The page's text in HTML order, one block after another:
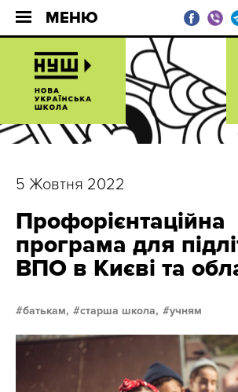
МЕНЮ
5 Жовтня 2022
Профорієнтаційна
програма для
ВПО в Києві та
батькам, старша школа, учням